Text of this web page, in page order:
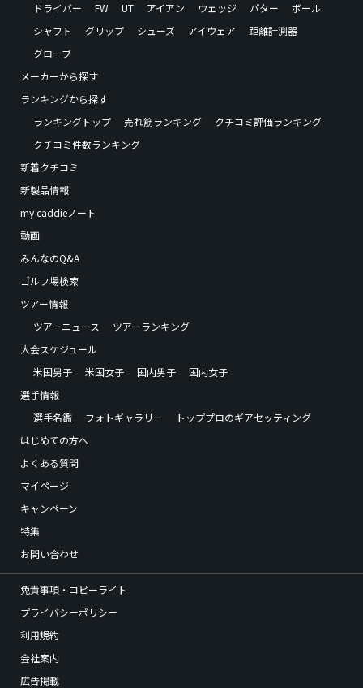
ドライバー
FW UT アイアン ウェッジ パター
ボール
シャフト
グリップ シューズ アイウェア
距離計測器
グローブ
メーカーから探す
ランキングから探す
ランキングトップ
売れ筋ランキング
クチコミ評価ランキング
クチコミ件数ランキング
新着クチコミ
新製品情報
my caddieノート
動画
みんなのQ&A
ゴルフ場検索
ツアー情報
ツアーニュース
ツアーランキング
大会スケジュール
米国男子
米国女子 国内男子
国内女子
選手情報
選手名鑑
フォトギャラリー
トッププロのギアセッティング
はじめての方へ
よくある質問
マイページ
キャンペーン
特集
お問い合わせ
免責事項・コピーライト
プライバシーポリシー
利用規約
会社案内
広告掲載